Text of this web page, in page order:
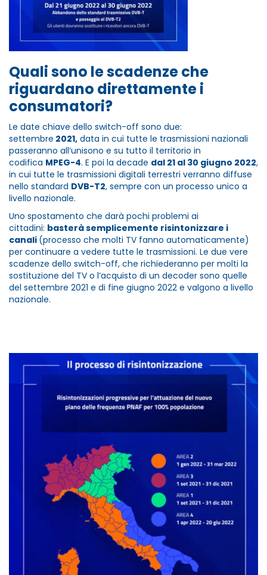
Quali sono le scadenze che
riguardano direttamente i
consumatori?
Le date chiave dello switch-off sono due:
settembre 2021, data in cui tutte le trasmissioni nazionali
passeranno all’unisono e su tutto il territorio in
codifica MPEG-4. E poi la decade dal 21 al 30 giugno 2022,
in cui tutte le trasmissioni digitali terrestri verranno diffuse
nello standard DVB-T2, sempre con un processo unico a
livello nazionale.
Uno spostamento che darà pochi problemi ai
cittadini: basterà semplicemente risintonizzare i
canali (processo che molti TV fanno automaticamente)
per continuare a vedere tutte le trasmissioni. Le due vere
scadenze dello switch-off, che richiederanno per molti la
sostituzione del TV o l’acquisto di un decoder sono quelle
del settembre 2021 e di fine giugno 2022 e valgono a livello
nazionale.